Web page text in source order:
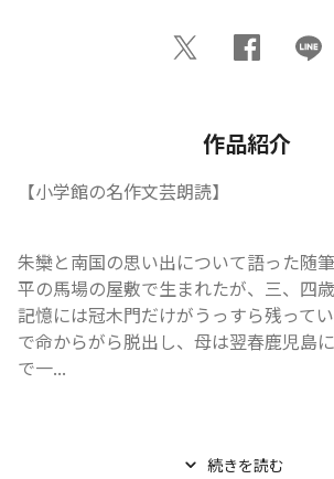
作品紹介
【小学館の名作文芸朗読】
朱欒と南国の思い出について語った随
平の馬場の屋敷で生まれたが、三、四歳
記憶には冠木門だけがうっすら残って
で命からがら脱出し、母は翌春鹿児島
で一...
続きを読む